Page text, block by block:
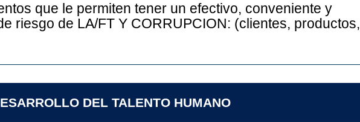
que le permiten tener un efectivo, conveniente y
riesgo de LA/FT Y CORRUPCION: (clientes, productos,
DEL TALENTO HUMANO